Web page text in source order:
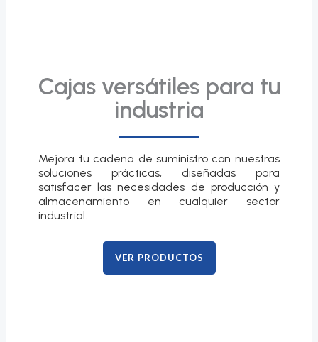
Cajas versátiles para tu
industria
Mejora tu cadena de suministro con nuestras
soluciones prácticas, diseñadas para
satisfacer las necesidades de producción y
almacenamiento en cualquier sector
industrial.
VER PRODUCTOS